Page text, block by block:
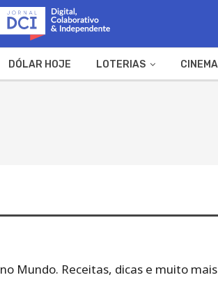
DÓLAR HOJE LOTERIAS
Mundo. Receitas, dicas e muito